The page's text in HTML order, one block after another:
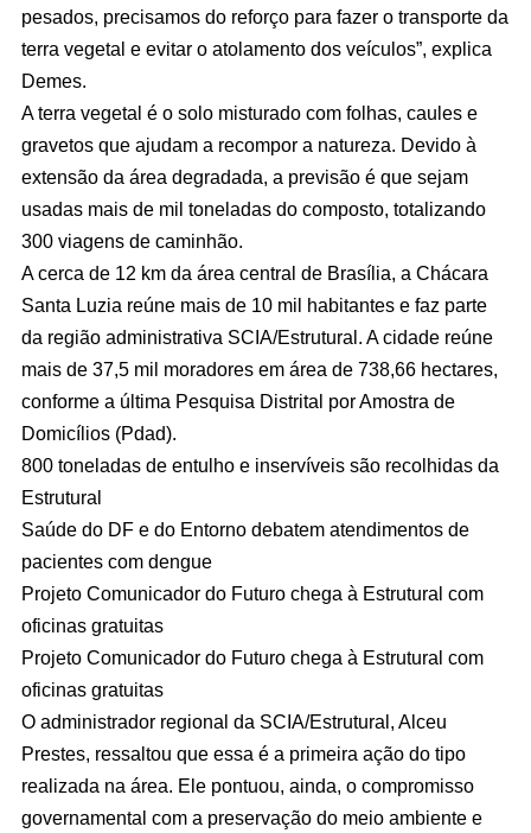
pesados, precisamos do reforço para fazer o transporte da
terra vegetal e evitar o atolamento dos veículos”, explica
Demes.
A terra vegetal é o solo misturado com folhas, caules e
gravetos que ajudam a recompor a natureza. Devido à
extensão da área degradada, a previsão é que sejam
usadas mais de mil toneladas do composto, totalizando
300 viagens de caminhão.
A cerca de 12 km da área central de Brasília, a Chácara
Santa Luzia reúne mais de 10 mil habitantes e faz parte
da região administrativa SCIA/Estrutural. A cidade reúne
mais de 37,5 mil moradores em área de 738,66 hectares,
conforme a última Pesquisa Distrital por Amostra de
Domicílios (Pdad).
800 toneladas de entulho e inservíveis são recolhidas da
Estrutural
Saúde do DF e do Entorno debatem atendimentos de
pacientes com dengue
Projeto Comunicador do Futuro chega à Estrutural com
oficinas gratuitas
Projeto Comunicador do Futuro chega à Estrutural com
oficinas gratuitas
O administrador regional da SCIA/Estrutural, Alceu
Prestes, ressaltou que essa é a primeira ação do tipo
realizada na área. Ele pontuou, ainda, o compromisso
governamental com a preservação do meio ambiente e